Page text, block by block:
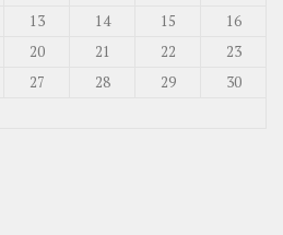
13 14 15
16
20 21 22
23
27 28 29
30